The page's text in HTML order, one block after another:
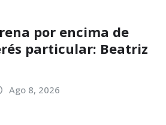
por encima de
particular: Beatriz
Ago 8, 2026